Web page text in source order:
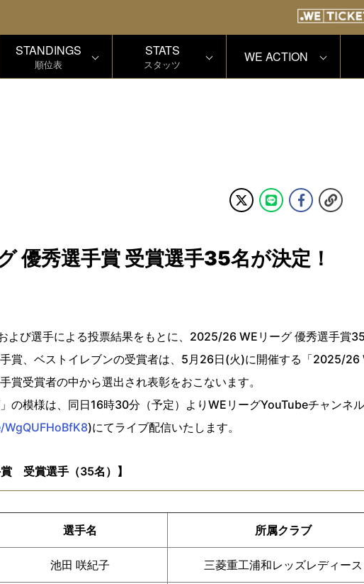
STANDINGS
順位表
STATS
スタッツ WE ACTION
優秀選手賞 受賞選手35名が決定！
よび選手による投票結果をもとに、2025/26 WEリーグ 優秀選手賞
賞、ベストイレブンの受賞者は、5月26日(火)に開催する「2025/26
賞受賞者の中から選出され表彰をおこないます。
の模様は、同日16時30分（予定）よりWEリーグYouTubeチャンネル
)にてライブ配信いたします。
受賞選手（35名）】
選手名 所属クラブ
池田 咲紀子 三菱重工浦和レッズレディース